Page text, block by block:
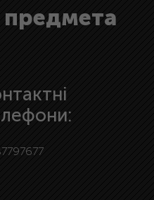
предмета